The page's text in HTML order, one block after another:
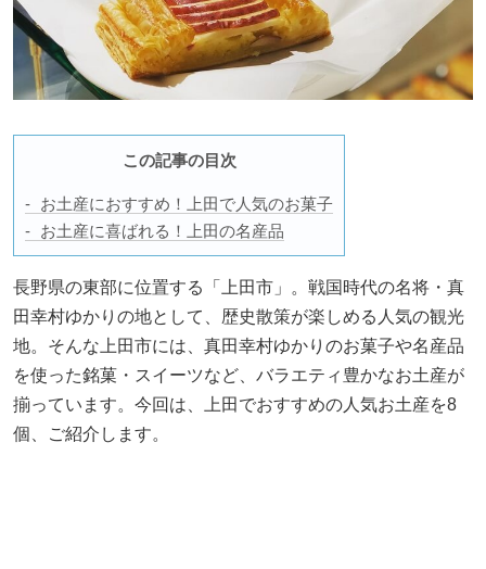
この記事の目次
お土産におすすめ！上田で人気のお菓子
お土産に喜ばれる！上田の名産品
長野県の東部に位置する「上田市」。戦国時代の名将・真
田幸村ゆかりの地として、歴史散策が楽しめる人気の観光
地。そんな上田市には、真田幸村ゆかりのお菓子や名産品
を使った銘菓・スイーツなど、バラエティ豊かなお土産が
揃っています。今回は、上田でおすすめの人気お土産を8
個、ご紹介します。